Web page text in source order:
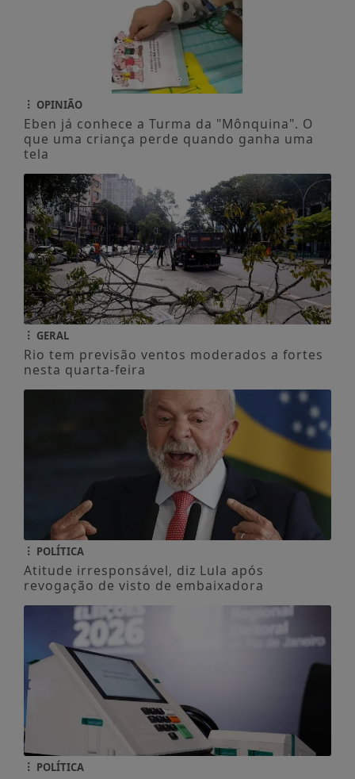
OPINIÃO
Eben já conhece a Turma da "Mônquina". O
que uma criança perde quando ganha uma
tela
GERAL
Rio tem previsão ventos moderados a fortes
nesta quarta-feira
POLÍTICA
Atitude irresponsável, diz Lula após
revogação de visto de embaixadora
POLÍTICA